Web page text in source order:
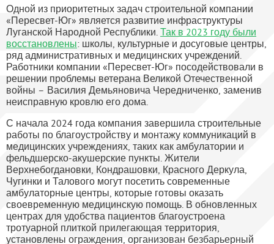
Одной из приоритетных задач строительной компании
«Пересвет-Юг» является развитие инфраструктуры
Луганской Народной Республики. Так в 2023 году были
восстановлены: школы, культурные и досуговые центры,
ряд административных и медицинских учреждений.
Работники компании «Пересвет-Юг» посодействовали в
решении проблемы ветерана Великой Отечественной
войны – Василия Демьяновича Чередниченко, заменив
неисправную кровлю его дома.
С начала 2024 года компания завершила строительные
работы по благоустройству и монтажу коммуникаций в
медицинских учреждениях, таких как амбулатории и
фельдшерско-акушерские пункты. Жители
Верхнебогдановки, Кондрашовки, Красного Деркула,
Чугинки и Талового могут посетить современные
амбулаторные центры, которые готовы оказать
своевременную медицинскую помощь. В обновленных
центрах для удобства пациентов благоустроена
тротуарной плиткой прилегающая территория,
установлены ограждения, организован безбарьерный